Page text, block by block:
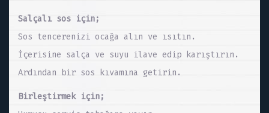
Salçalı sos için;
Sos tencerenizi ocağa alın ve ısıtın.
İçerisine salça ve suyu ilave edip karıştırın.
Ardından bir sos kıvamına getirin.
Birleştirmek için;